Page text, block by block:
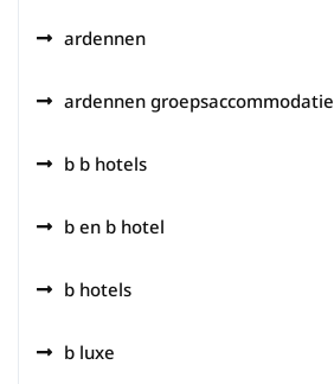
ardennen
ardennen groepsaccommodatie
b b hotels
b en b hotel
b hotels
b luxe